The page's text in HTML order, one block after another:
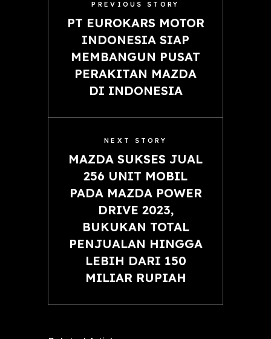
PREVIOUS STORY
PT EUROKARS MOTOR
INDONESIA SIAP
MEMBANGUN PUSAT
PERAKITAN MAZDA
DI INDONESIA
NEXT STORY
MAZDA SUKSES JUAL
256 UNIT MOBIL
PADA MAZDA POWER
DRIVE 2023,
BUKUKAN TOTAL
PENJUALAN HINGGA
LEBIH DARI 150
MILIAR RUPIAH